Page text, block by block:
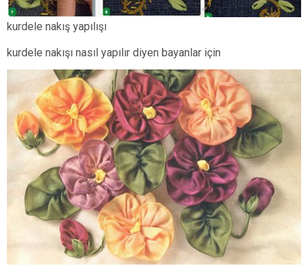
kurdele nakış yapılışı
kurdele nakışı nasıl yapılır diyen bayanlar için